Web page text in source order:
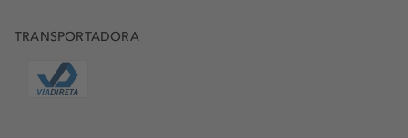
tambémcomprar os perfumes Guess online
rápidas da Douglas.
TRANSPORTADORA